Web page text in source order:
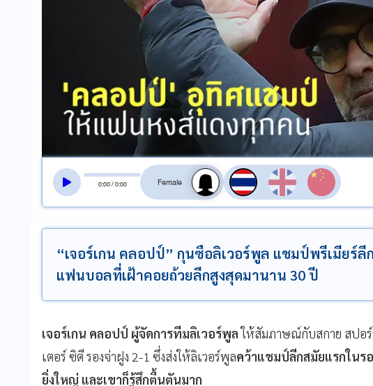
0:00/0:00
สลับเสียงอ่าน
“เจอร์เกน คลอปป์” กุนซือลิเวอร์พูล แชมป์พรีเมียร์
แฟนบอลที่เฝ้าคอยถ้วยลีกสูงสุดมานาน 30 ปี
เจอร์เกน คลอปป์ ผู้จัดการทีมลิเวอร์พูลให้สัมภาษณ์กับสกาย สปอ
เตอร์ ซิตี รองจ่าฝูง 2-1 ซึ่งส่งให้ลิเวอร์พูลคว้าแชมป์ลีกสมัยแรกในร
ยิ่งใหญ่ และเขาก็รู้สึกตื้นตันมาก